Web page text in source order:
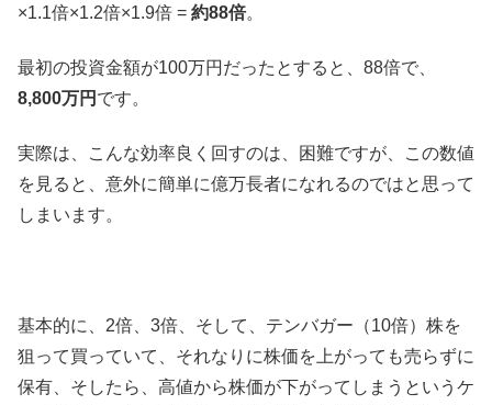
×1.1倍×1.2倍×1.9倍 = 約88倍。
最初の投資金額が100万円だったとすると、88倍で、
8,800万円 です。
実際は、こんな効率良く回すのは、困難ですが、この数値
を見ると、意外に簡単に億万長者になれるのではと思って
しまいます。
基本的に、2倍、3倍、そして、テンバガー（10倍）株を
狙って買っていて、それなりに株価を上がっても売らずに
保有、そしたら、高値から株価が下がってしまうというケ